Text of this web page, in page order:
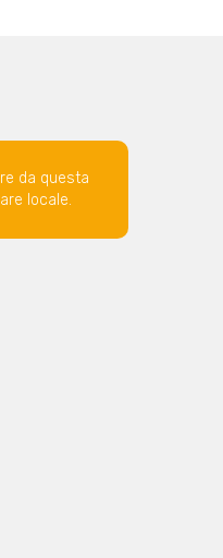
da questa
locale.